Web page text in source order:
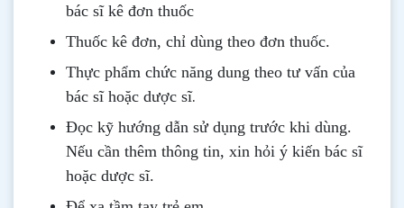
bác sĩ kê đơn thuốc
Thuốc kê đơn, chỉ dùng theo đơn thuốc.
Thực phẩm chức năng dung theo tư vấn của
bác sĩ hoặc dược sĩ.
Đọc kỹ hướng dẫn sử dụng trước khi dùng.
Nếu cần thêm thông tin, xin hỏi ý kiến bác sĩ
hoặc dược sĩ.